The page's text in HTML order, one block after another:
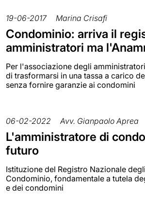
19-06-2017 Marina Crisafi
Condominio: arriva il
amministratori ma
Per l'associazione degli
di trasformarsi in una tassa a carico
senza fornire garanzie ai condomini
06-02-2022 Avv. Gianpaolo Aprea
L'amministratore di
futuro
Istituzione del Registro Nazionale
Condominio, fondamentale a tutela
e dei condomini